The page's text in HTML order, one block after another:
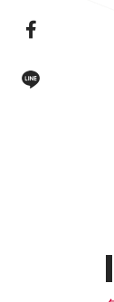
line連結(